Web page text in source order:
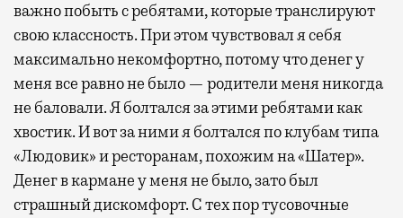
важно побыть с ребятами, которые транслируют
свою классность. При этом чувствовал я себя
максимально некомфортно, потому что денег у
меня все равно не было — родители меня никогда
не баловали. Я болтался за этими ребятами как
хвостик. И вот за ними я болтался по клубам типа
«Людовик» и ресторанам, похожим на «Шатер».
Денег в кармане у меня не было, зато был
страшный дискомфорт. С тех пор тусовочные